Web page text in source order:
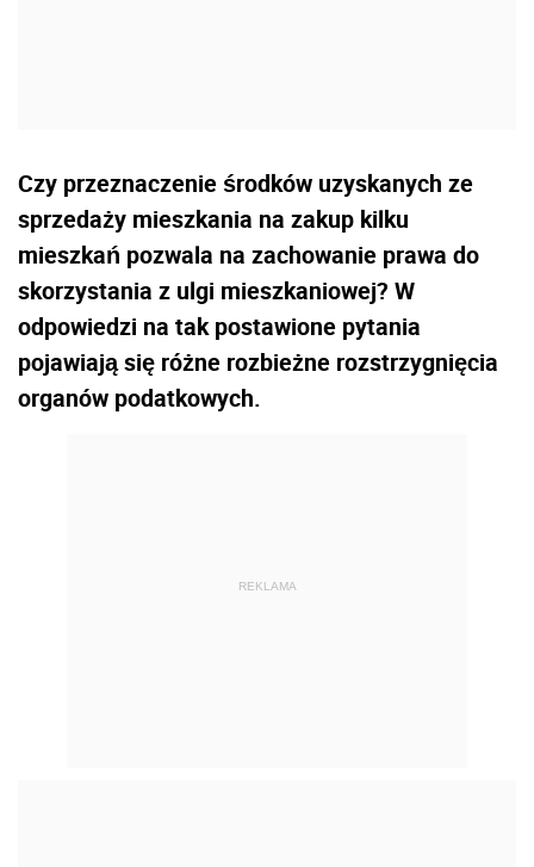
Czy przeznaczenie środków uzyskanych ze
sprzedaży mieszkania na zakup kilku
mieszkań pozwala na zachowanie prawa do
skorzystania z ulgi mieszkaniowej? W
odpowiedzi na tak postawione pytania
pojawiają się różne rozbieżne rozstrzygnięcia
organów podatkowych.
REKLAMA